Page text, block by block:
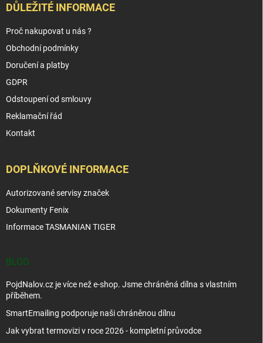
DŮLEŽITÉ INFORMACE
Proč nakupovat u nás ?
Obchodní podmínky
Doručení a platby
GDPR
Odstoupení od smlouvy
Reklamační řád
Kontakt
DOPLŇKOVÉ INFORMACE
Autorizované servisy značek
Dokumenty Fenix
Informace TASMANIAN TIGER
BLOG
PojdNalov.cz je více než e-shop. Jsme chráněná dílna s vlastním
příběhem.
SmartEmailing podporuje naši chráněnou dílnu
Jak vybrat termovizi v roce 2026 - kompletní průvodce